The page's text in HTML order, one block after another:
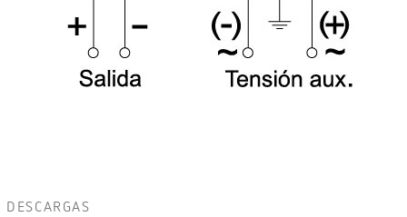
DESCARGAS